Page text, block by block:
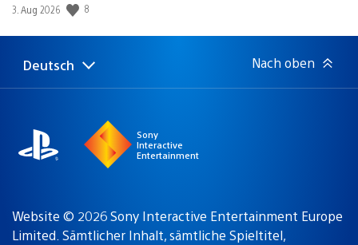
Veröffentlichungsdatum:
3. Aug 2026 8
Select
Aktuelle
Deutsch Nach oben
Sony
Interactive
Entertainment
Website © 2026 Sony Interactive Entertainment Europe
Limited. Sämtlicher Inhalt, sämtliche Spieltitel,